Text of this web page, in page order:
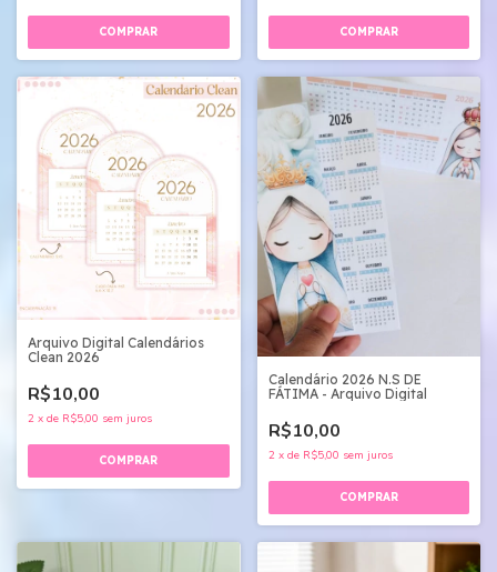
Arquivo Digital Calendários
Clean 2026
R$10,00
2 x de R$5,00 sem juros
Calendário 2026 N.S DE
FÁTIMA - Arquivo Digital
R$10,00
2 x de R$5,00 sem juros